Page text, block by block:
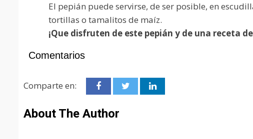
El pepián puede servirse, de ser posible, en
tortillas o tamalitos de maíz.
¡Que disfruten de este pepián y de una receta
Comentarios
Comparte en:
About The Author